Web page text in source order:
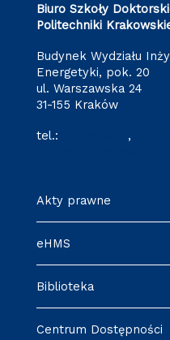
Biuro Szkoły
Politechniki
Budynek Wydziału
Energetyki, pok. 20
ul. Warszawska 24
31-155 Kraków
tel.: ,
Akty prawne
eHMS
Biblioteka
Centrum Dostępności